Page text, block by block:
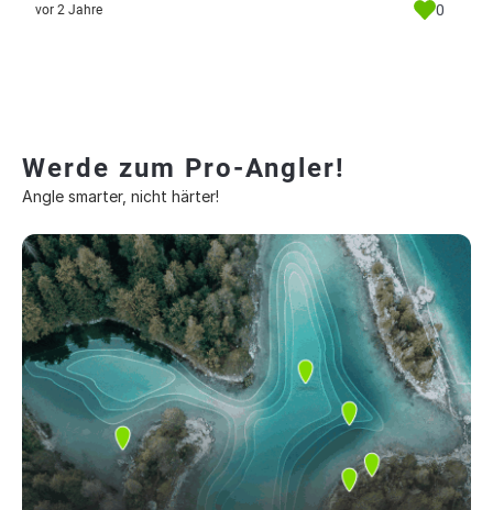
vor 2 Jahre 0
Werde zum Pro-Angler!
Angle smarter, nicht härter!